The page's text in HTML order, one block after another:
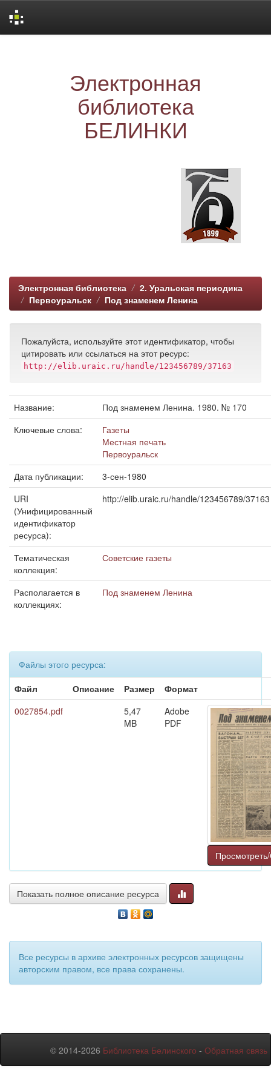
Электронная
библиотека
БЕЛИНКИ
Электронная библиотека
2. Уральская периодика
Первоуральск
Под знаменем Ленина
Пожалуйста, используйте этот идентификатор, чтобы
цитировать или ссылаться на этот ресурс:
http://elib.uraic.ru/handle/123456789/37163
Название:
Под знаменем Ленина. 1980. № 170
Ключевые слова:
Газеты
Местная печать
Первоуральск
Дата публикации:
3-сен-1980
URI
(Унифицированный
идентификатор
ресурса):
http://elib.uraic.ru/handle/123456789/37163
Тематическая
коллекция:
Советские газеты
Располагается в
коллекциях:
Под знаменем Ленина
Файлы этого ресурса:
Файл
Описание Размер
Формат
0027854.pdf
5,47
MB
Adobe
PDF
Показать полное описание ресурса
Все ресурсы в архиве электронных ресурсов защищены
авторским правом, все права сохранены.
© 2014-2026 Библиотека Белинского - Обратная связь